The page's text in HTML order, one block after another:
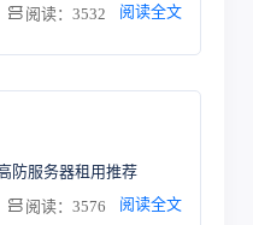
阅读：3532 阅读全文
防服务器租用推荐
阅读：3576 阅读全文